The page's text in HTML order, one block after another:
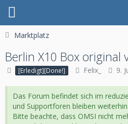
Marktplatz
Berlin X10 Box original
[Erledigt][Done!] Felix_ 9.
Das Forum befindet sich im
und Supportforen bleiben
Bitte beachte, dass OMSI nicht